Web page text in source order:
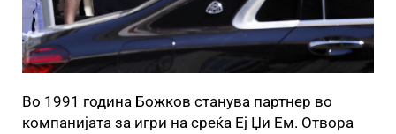
Во 1991 година Божков станува партнер во
компанијата за игри на среќа Еј Џи Ем. Отвора